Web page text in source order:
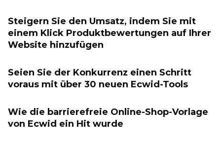
Steigern Sie den Umsatz, indem Sie mit
einem Klick Produktbewertungen auf Ihrer
Website hinzufügen
Seien Sie der Konkurrenz einen Schritt
voraus mit über 30 neuen Ecwid-Tools
Wie die barrierefreie Online-Shop-Vorlage
von Ecwid ein Hit wurde